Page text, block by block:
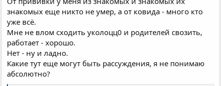
знакомых еще никто не умер, а от ковида - много кто
уже всё.
Мне не влом сходить уколоцц0 и родителей свозить,
работает - хорошо.
Нет - ну и ладно.
Какие тут еще могут быть рассуждения, я не понимаю
абсолютно?